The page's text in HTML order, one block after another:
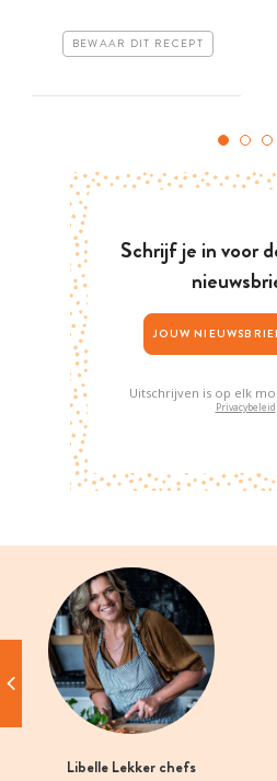
BEWAAR DIT RECEPT
Schrijf je in voor
Uitschrijven is op elk
Privacybeleid
Libelle Lekker chefs